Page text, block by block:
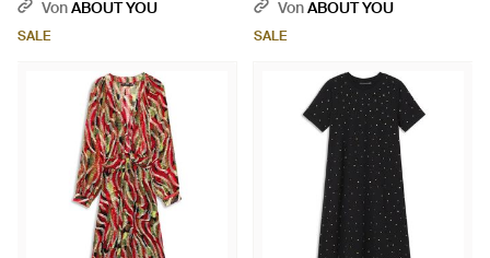
VonABOUT YOU
SALE
VonABOUT YOU
SALE